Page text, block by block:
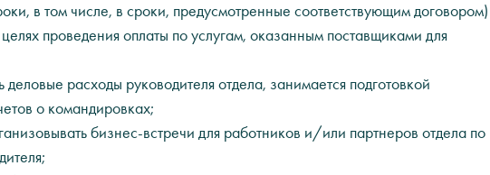
в том числе, в сроки, предусмотренные соответствующим договором)
целях проведения оплаты по услугам, оказанным поставщиками для
деловые расходы руководителя отдела, занимается подготовкой
о командировках;
бизнес-встречи для работников и/или партнеров отдела по